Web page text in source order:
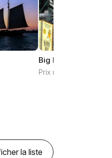
Big Bus Night Tour
Prix normal de
la liste